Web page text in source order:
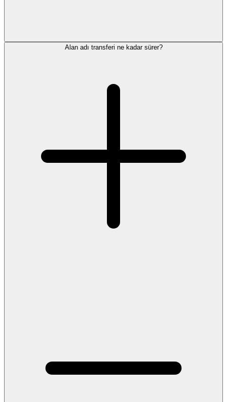
Alan adı transferi ne kadar sürer?